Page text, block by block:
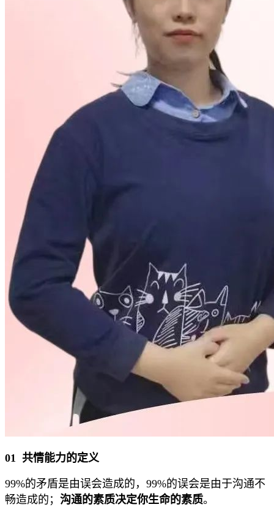
01 共情能力的定义
99%的矛盾是由误会造成的，99%的误会是由于沟通不
畅造成的； 沟通的素质决定你生命的素质。